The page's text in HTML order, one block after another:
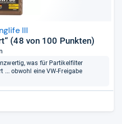
III
(48 von 100 Punkten)
was für Partikelfilter
... obwohl eine VW-Freigabe